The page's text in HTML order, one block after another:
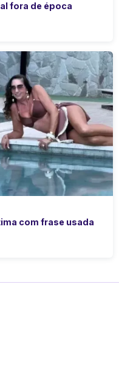
fora de época
com frase usada